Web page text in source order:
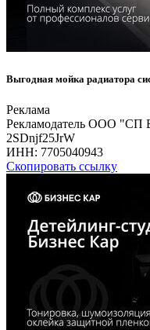
Выгодная мойка радиатора
Реклама
Рекламодатель ООО
2SDnjf25JrW
ИНН: 7705040943
Скопировать ссылку